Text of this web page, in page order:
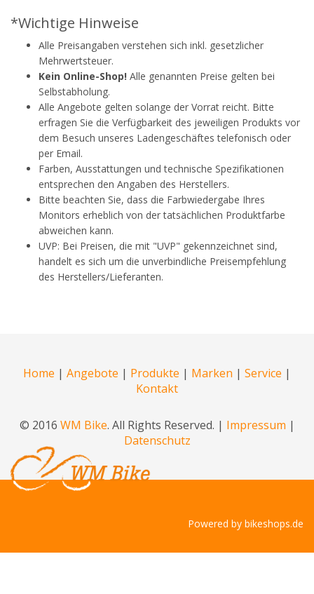
*Wichtige Hinweise
Alle Preisangaben verstehen sich inkl. gesetzlicher
Mehrwertsteuer.
Kein Online-Shop! Alle genannten Preise gelten bei
Selbstabholung.
Alle Angebote gelten solange der Vorrat reicht. Bitte
erfragen Sie die Verfügbarkeit des jeweiligen Produkts vor
dem Besuch unseres Ladengeschäftes telefonisch oder
per Email.
Farben, Ausstattungen und technische Spezifikationen
entsprechen den Angaben des Herstellers.
Bitte beachten Sie, dass die Farbwiedergabe Ihres
Monitors erheblich von der tatsächlichen Produktfarbe
abweichen kann.
UVP: Bei Preisen, die mit "UVP" gekennzeichnet sind,
handelt es sich um die unverbindliche Preisempfehlung
des Herstellers/Lieferanten.
Home | Angebote | Produkte | Marken | Service |
Kontakt
© 2016 WM Bike. All Rights Reserved. | Impressum |
Datenschutz
Powered by bikeshops.de